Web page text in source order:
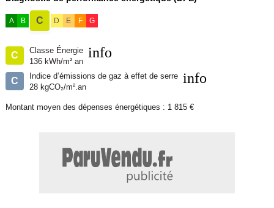
- Puit avec pompe de relevage
- Ruisseau en bordure de propriété, avec possibilité de créer un
étang
- 2 carports de 14 m² chacun
d'au moins 40 m²
A B C D E F G
C
Classe Énergie
136 kWh/m² an
info
C
Indice d’émissions de gaz à effet de serre
28 kgCO₂/m².an
info
Montant moyen des dépenses énergétiques : 1 815 €